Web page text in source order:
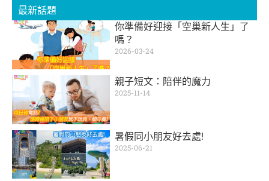
最新話題
你準備好迎接「空巢新人生」了
嗎？
2026-03-24
親子短文：陪伴的魔力
2025-11-14
暑假同小朋友好去處!
2025-06-21